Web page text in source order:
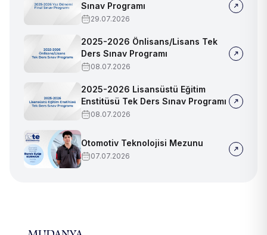
Sınav Programı
29.07.2026
2025-2026 Önlisans/Lisans Tek
Ders Sınav Programı
08.07.2026
2025-2026 Lisansüstü Eğitim
Enstitüsü Tek Ders Sınav Programı
08.07.2026
Otomotiv Teknolojisi Mezunu
07.07.2026